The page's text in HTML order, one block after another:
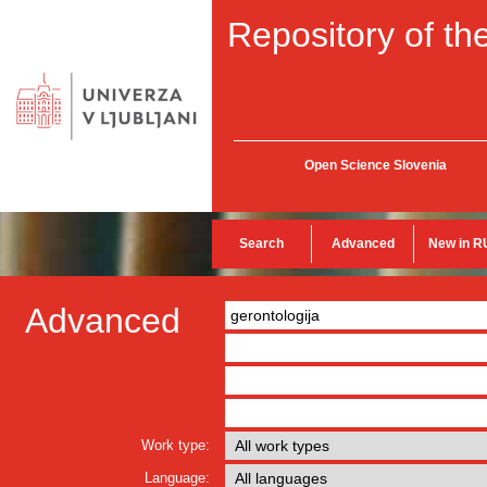
Repository of
Open Science Slovenia
Search Advanced New in
Advanced
Work type:
Language: